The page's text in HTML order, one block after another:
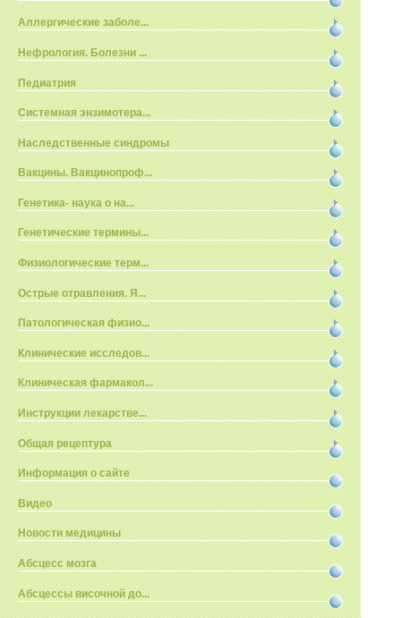
Аллергические заболе...
Нефрология. Болезни ...
Педиатрия
Системная энзимотера...
Наследственные синдромы
Вакцины. Вакцинопроф...
Генетика- наука о на...
Генетические термины...
Физиологические терм...
Острые отравления. Я...
Патологическая физио...
Клинические исследов...
Клиническая фармакол...
Инструкции лекарстве...
Общая рецептура
Информация о сайте
Видео
Новости медицины
Абсцесс мозга
Абсцессы височной до...